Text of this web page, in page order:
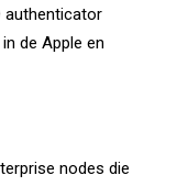
authenticator
de Apple en
nodes die